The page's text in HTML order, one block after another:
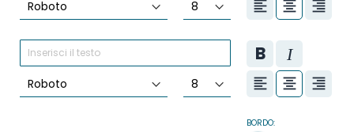
BORDO: